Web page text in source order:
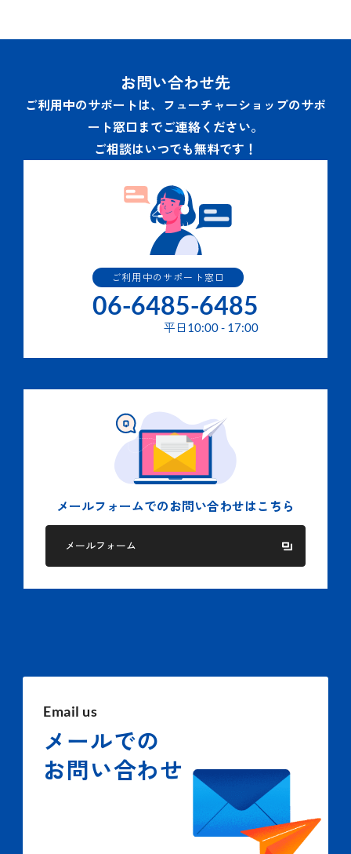
お問い合わせ先
ご利用中のサポートは、フューチャーショップのサポ
ート窓口までご連絡ください。
ご相談はいつでも無料です！
ご利用中のサポート窓口
06-6485-6485
平日 10:00- 17:00
メールフォームでの お問い合わせはこちら
メールフォーム
Email us
メールでの
お問い合わせ